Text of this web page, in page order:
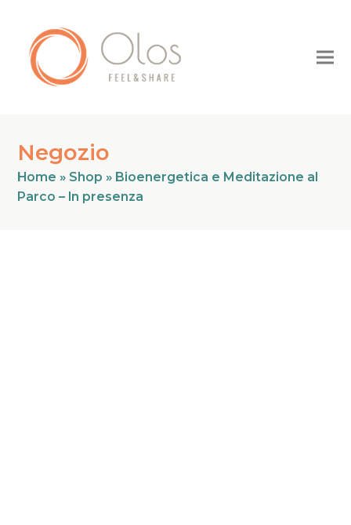
Negozio
Home » Shop » Bioenergetica e Meditazione al
Parco – In presenza